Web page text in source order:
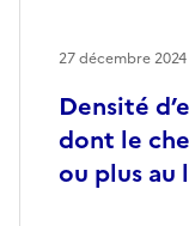
Densité
dont le
ou plus au
27 décembre 2024